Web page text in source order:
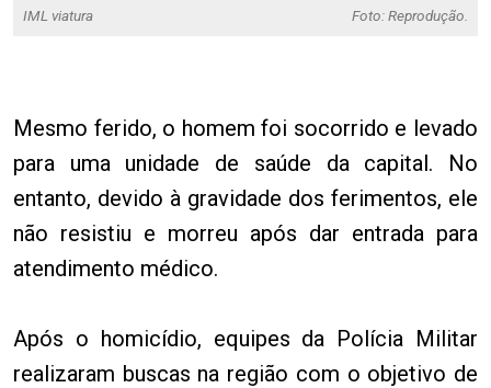
IML viatura Foto: Reprodução.
Mesmo ferido, o homem foi socorrido e levado
para uma unidade de saúde da capital. No
entanto, devido à gravidade dos ferimentos, ele
não resistiu e morreu após dar entrada para
atendimento médico.
Após o homicídio, equipes da Polícia Militar
realizaram buscas na região com o objetivo de